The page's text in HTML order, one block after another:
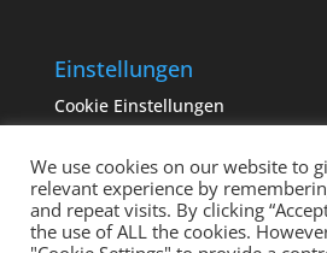
Einstellungen
Cookie Einstellungen
We use cookies on our website to
relevant experience by
and repeat visits. By clicking
the use of ALL the cookies.